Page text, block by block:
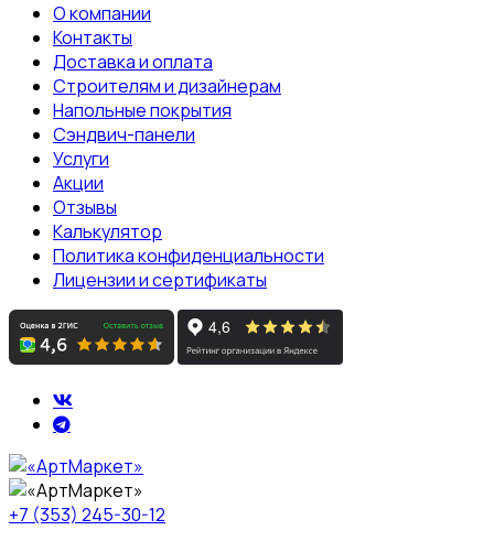
О компании
Контакты
Доставка и оплата
Строителям и дизайнерам
Напольные покрытия
Сэндвич-панели
Услуги
Акции
Отзывы
Калькулятор
Политика конфиденциальности
Лицензии и сертификаты
+7 (353) 245-30-12